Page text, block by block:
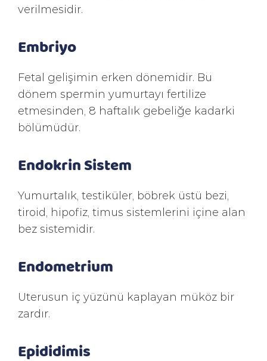
verilmesidir.
Embriyo
Fetal gelişimin erken dönemidir. Bu
dönem spermin yumurtayı fertilize
etmesinden, 8 haftalık gebeliğe kadarki
bölümüdür.
Endokrin Sistem
Yumurtalık, testiküler, böbrek üstü bezi,
tiroid, hipofiz, timus sistemlerini içine alan
bez sistemidir.
Endometrium
Uterusun iç yüzünü kaplayan müköz bir
zardır.
Epididimis